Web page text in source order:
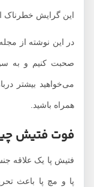
این گرایش خطرناک
در این نوشته از مجله
صحبت کنیم و به
می‌خواهید بیشتر درباره
همراه باشید.
فوت فتیش
فتیش پا یک علاقه جنسی
پا و مچ پا باعث